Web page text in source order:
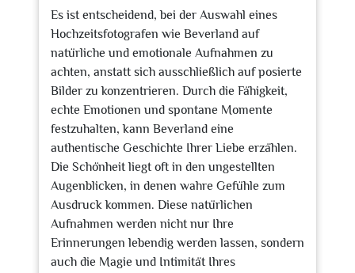
Es ist entscheidend, bei der Auswahl eines
Hochzeitsfotografen wie Beverland auf
natürliche und emotionale Aufnahmen zu
achten, anstatt sich ausschließlich auf posierte
Bilder zu konzentrieren. Durch die Fähigkeit,
echte Emotionen und spontane Momente
festzuhalten, kann Beverland eine
authentische Geschichte Ihrer Liebe erzählen.
Die Schönheit liegt oft in den ungestellten
Augenblicken, in denen wahre Gefühle zum
Ausdruck kommen. Diese natürlichen
Aufnahmen werden nicht nur Ihre
Erinnerungen lebendig werden lassen, sondern
auch die Magie und Intimität Ihres